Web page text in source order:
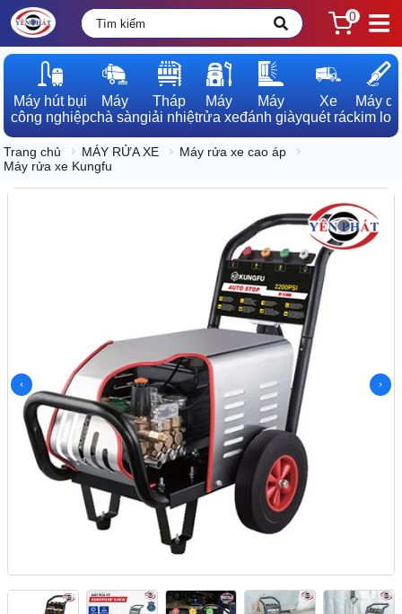
0
Máy hút bụi
công nghiệp
Máy
chà sàn
Tháp
giải nhiệt
Máy
rửa xe
Máy
đánh giày
Xe
quét rác
Máy dò
kim loại
Trang chủ MÁY RỬA XE
Máy rửa xe cao áp
Máy rửa xe Kungfu